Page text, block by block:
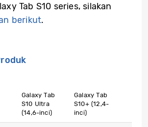
Tab S10 series, silakan
berikut.
Galaxy Tab
S10 Ultra
(14,6-inci)
Galaxy Tab
S10+ (12,4-
inci)